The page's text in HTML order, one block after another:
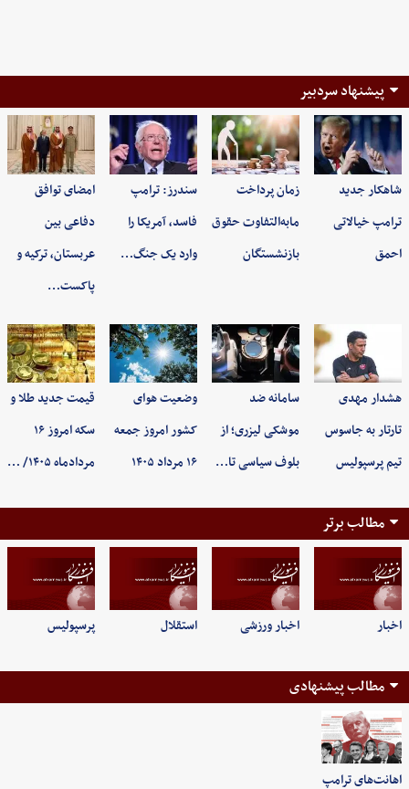
پیشنهاد سردبیر
شاهکار جدید
ترامپ خیالاتی
احمق
زمان پرداخت
مابه‌التفاوت حقوق
بازنشستگان
سندرز: ترامپ
فاسد، آمریکا را
وارد یک جنگ…
امضای توافق
دفاعی بین
عربستان، ترکیه و
پاکست…
هشدار مهدی
تارتار به جاسوس
تیم پرسپولیس
سامانه ضد
موشکی لیزری؛ از
بلوف سیاسی تا…
وضعیت هوای
کشور امروز جمعه
۱۶ مرداد ۱۴۰۵
قیمت جدید طلا و
سکه امروز ۱۶
مردادماه ۱۴۰۵/ …
مطالب برتر
اخبار اخبار ورزشی استقلال پرسپولیس
مطالب پیشنهادی
اهانت‌های ترامپ